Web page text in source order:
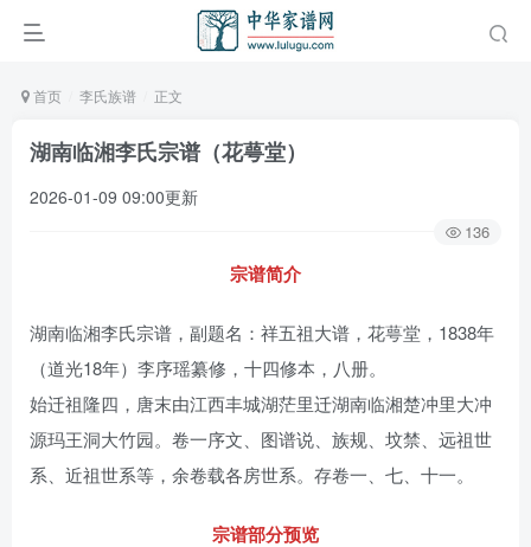
首页 李氏族谱 正文
湖南临湘李氏宗谱（花萼堂）
2026-01-09 09:00更新
136
宗谱简介
湖南临湘李氏宗谱，副题名：祥五祖大谱，花萼堂，1838年
（道光18年）李序瑶纂修，十四修本，八册。
始迁祖隆四，唐末由江西丰城湖茫里迁湖南临湘楚冲里大冲
源玛王洞大竹园。卷一序文、图谱说、族规、坟禁、远祖世
系、近祖世系等，余卷载各房世系。存卷一、七、十一。
宗谱部分预览